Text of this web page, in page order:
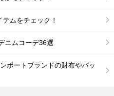
ムをチェック！
ニムコーデ36選
ポートブランドの財布やバッ